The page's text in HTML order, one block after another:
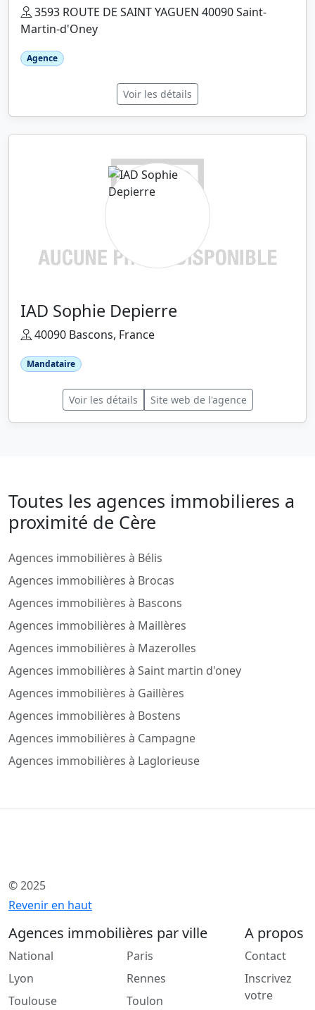
3593 ROUTE DE SAINT YAGUEN 40090 Saint-
Martin-d'Oney
Agence
Voir les détails
IAD Sophie Depierre
40090 Bascons, France
Mandataire
Voir les détails Site web de l'agence
Toutes les agences immobilieres a
proximité de Cère
Agences immobilières à Bélis
Agences immobilières à Brocas
Agences immobilières à Bascons
Agences immobilières à Maillères
Agences immobilières à Mazerolles
Agences immobilières à Saint martin d'oney
Agences immobilières à Gaillères
Agences immobilières à Bostens
Agences immobilières à Campagne
Agences immobilières à Laglorieuse
© 2025
Revenir en haut
Agences immobilières par ville
National
Lyon
Toulouse
Paris
Rennes
Toulon
A propos
Contact
Inscrivez
votre